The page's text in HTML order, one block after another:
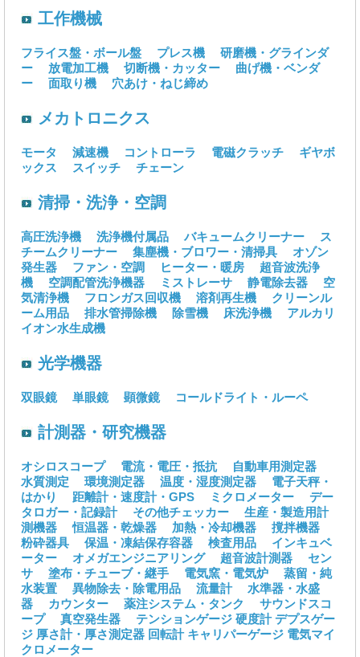
工作機械
フライス盤・ボール盤 プレス機
研磨機・グラインダ
ー
放電加工機 切断機・カッター
曲げ機・ベンダ
ー
面取り機 穴あけ・ねじ締め
メカトロニクス
モータ 減速機 コントローラ 電磁クラッチ
ギヤボ
ックス
スイッチ チェーン
清掃・洗浄・空調
高圧洗浄機 洗浄機付属品 バキュームクリーナー
ス
チームクリーナー
集塵機・ブロワー・清掃具
オゾン
発生器
ファン・空調 ヒーター・暖房
超音波洗浄
機
空調配管洗浄機器 ミストレーサ 静電除去器
空
気清浄機
フロンガス回収機 溶剤再生機
クリーンル
ーム用品
排水管掃除機 除雪機 床洗浄機
アルカリ
イオン水生成機
光学機器
双眼鏡 単眼鏡 顕微鏡 コールドライト・ルーペ
計測器・研究機器
オシロスコープ 電流・電圧・抵抗
自動車用測定器
水質測定
環境測定器 温度・湿度測定器
電子天秤・
はかり
距離計・速度計・GPS ミクロメーター
デー
タロガー・記録計
その他チェッカー
生産・製造用計
測機器
恒温器・乾燥器 加熱・冷却機器
撹拌機器
粉砕器具
保温・凍結保存容器 検査用品
インキュベ
ーター
オメガエンジニアリング 超音波計測器
セン
サ
塗布・チューブ・継手 電気窯・電気炉
蒸留・純
水装置
異物除去・除電用品 流量計
水準器・水盛
器
カウンター 薬注システム・タンク
サウンドスコ
ープ
真空発生器 テンションゲージ 硬度計 デプスゲー
ジ 厚さ計・厚さ測定器 回転計 キャリパーゲージ 電気マイ
クロメーター